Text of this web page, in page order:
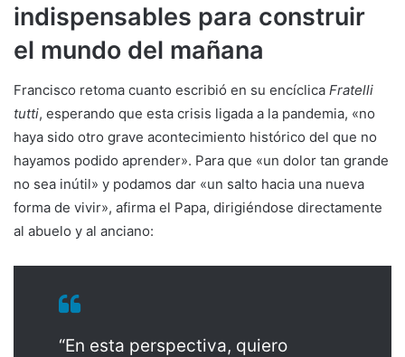
indispensables para construir
el mundo del mañana
Francisco retoma cuanto escribió en su encíclica Fratelli
tutti, esperando que esta crisis ligada a la pandemia, «no
haya sido otro grave acontecimiento histórico del que no
hayamos podido aprender». Para que «un dolor tan grande
no sea inútil» y podamos dar «un salto hacia una nueva
forma de vivir», afirma el Papa, dirigiéndose directamente
al abuelo y al anciano:
“En esta perspectiva, quiero